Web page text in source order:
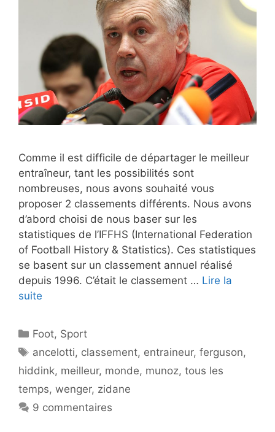
Comme il est difficile de départager le meilleur
entraîneur, tant les possibilités sont
nombreuses, nous avons souhaité vous
proposer 2 classements différents. Nous avons
d’abord choisi de nous baser sur les
statistiques de l’IFFHS (International Federation
of Football History & Statistics). Ces statistiques
se basent sur un classement annuel réalisé
depuis 1996. C’était le classement … Lire la
suite
Catégories
Foot, Sport
Étiquettes
ancelotti, classement, entraineur,ferguson,
hiddink, meilleur, monde, munoz, tous les
temps, wenger, zidane
9 commentaires